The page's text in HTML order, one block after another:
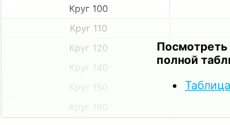
Круг 100
Круг 110
Круг 120
Круг 140
Круг 150
Круг 160
Посмотреть
полной